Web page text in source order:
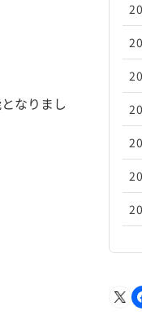
なりまし